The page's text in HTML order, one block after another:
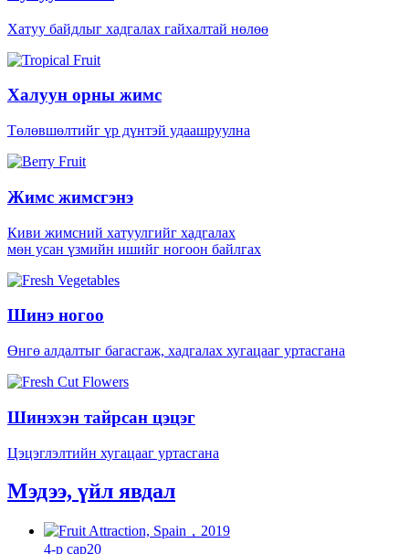
Хатуу байдлыг хадгалах гайхалтай нөлөө
Халуун орны жимс
Төлөвшөлтийг үр дүнтэй удаашруулна
Жимс жимсгэнэ
Киви жимсний хатуулгийг хадгалах
мөн усан үзмийн ишийг ногоон байлгах
Шинэ ногоо
Өнгө алдалтыг багасгаж, хадгалах хугацааг уртасгана
Шинэхэн тайрсан цэцэг
Цэцэглэлтийн хугацааг уртасгана
Мэдээ, үйл явдал
4-р сар20